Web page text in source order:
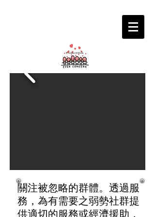
關注被忽略的群體。透過服
務，為有需要之弱勢社群提
供適切的服務或經濟援助，